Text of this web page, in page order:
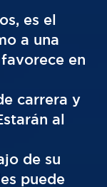
es el
a una
en
carrera y
al
de su
puede